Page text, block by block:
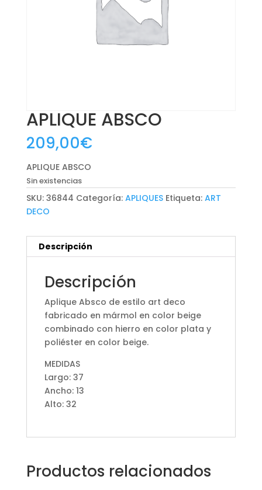
APLIQUE ABSCO
209,00€
APLIQUE ABSCO
Sin existencias
SKU: 36844 Categoría: APLIQUES Etiqueta: ART
DECO
Descripción
Descripción
Aplique Absco de estilo art deco
fabricado en mármol en color beige
combinado con hierro en color plata y
poliéster en color beige.
MEDIDAS
Largo: 37
Ancho: 13
Alto: 32
Productos relacionados